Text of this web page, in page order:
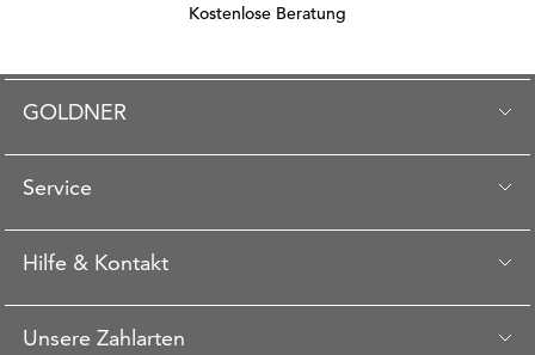
Kostenlose Beratung
GOLDNER
Service
Hilfe & Kontakt
Unsere Zahlarten